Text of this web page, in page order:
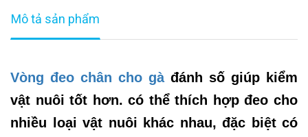
Mô tả sản phẩm
Vòng đeo chân cho gàđánh số giúp kiểm
vật nuôi tốt hơn. có thể thích hợp đeo cho
nhiều loại vật nuôi khác nhau, đặc biệt có